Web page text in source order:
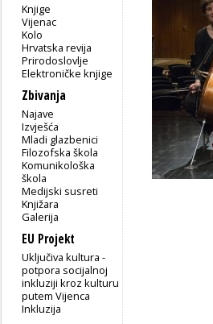
Knjige
Vijenac
Kolo
Hrvatska revija
Prirodoslovlje
Elektroničke knjige
Zbivanja
Najave
Izvješća
Mladi glazbenici
Filozofska škola
Komunikološka
škola
Medijski susreti
Knjižara
Galerija
EU Projekt
Uključiva kultura -
potpora socijalnoj
inkluziji kroz kulturu
putem Vijenca
Inkluzija